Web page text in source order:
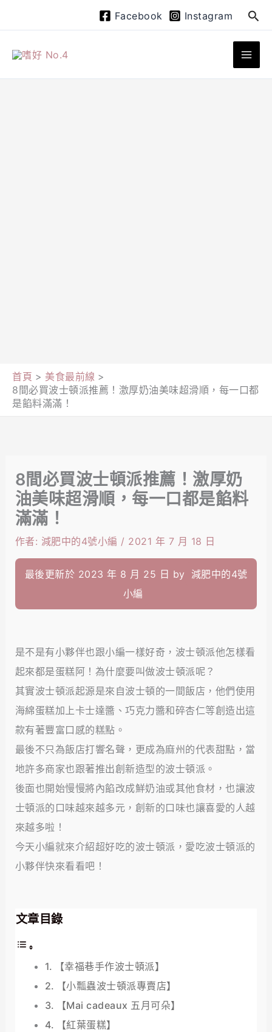
至
Facebook Instagram
搜
尋
首頁
美食最前線
8間必買波士頓派推薦！激厚奶油美味超滑順，每一口都
是餡料滿滿！
8間必買波士頓派推薦！激厚奶
油美味超滑順，每一口都是餡料
滿滿！
作者: 減肥中的4號小編 / 2021 年 7 月 18 日
最後更新於 2023 年 8 月 25 日 by
減肥中的4號
小編
是不是有小夥伴也跟小編一樣好奇，波士頓派他怎樣看
起來都是蛋糕阿！為什麼要叫做波士頓派呢？
其實波士頓派起源是來自波士頓的一間飯店，他們使用
海綿蛋糕加上卡士達醬、巧克力醬和碎杏仁等創造出這
款有著豐富口感的糕點。
最後不只為飯店打響名聲，更成為麻州的代表甜點，當
地許多商家也跟著推出創新造型的波士頓派。
後面也開始慢慢將內餡改成鮮奶油或其他食材，也讓波
士頓派的口味越來越多元，創新的口味也讓喜愛的人越
來越多啦！
今天小編就來介紹超好吃的波士頓派，愛吃波士頓派的
小夥伴快來看看吧！
文章目錄
【幸福巷手作波士頓派】
【小瓢蟲波士頓派專賣店】
【Mai cadeaux 五月可朵】
【紅葉蛋糕】